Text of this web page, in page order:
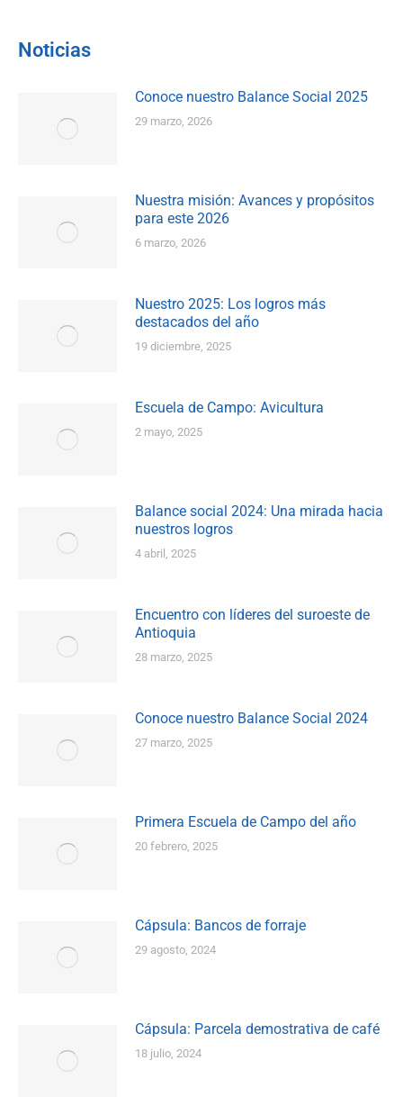
Noticias
Conoce nuestro Balance Social 2025
29 marzo, 2026
Nuestra misión: Avances y propósitos
para este 2026
6 marzo, 2026
Nuestro 2025: Los logros más
destacados del año
19 diciembre, 2025
Escuela de Campo: Avicultura
2 mayo, 2025
Balance social 2024: Una mirada hacia
nuestros logros
4 abril, 2025
Encuentro con líderes del suroeste de
Antioquia
28 marzo, 2025
Conoce nuestro Balance Social 2024
27 marzo, 2025
Primera Escuela de Campo del año
20 febrero, 2025
Cápsula: Bancos de forraje
29 agosto, 2024
Cápsula: Parcela demostrativa de café
18 julio, 2024